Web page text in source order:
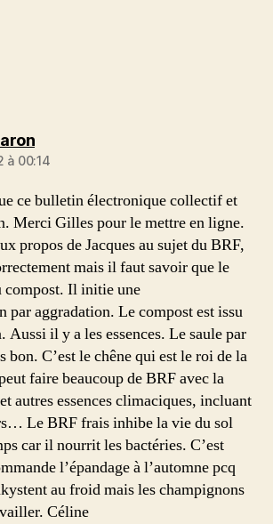
dit :
à 00:14
ce bulletin électronique collectif et
Merci Gilles pour le mettre en ligne.
propos de Jacques au sujet du BRF,
mais il faut savoir que le
compost. Il initie une
par aggradation. Le compost est issu
Aussi il y a les essences. Le saule par
bon. C’est le chêne qui est le roi de la
faire beaucoup de BRF avec la
autres essences climaciques, incluant
Le BRF frais inhibe la vie du sol
car il nourrit les bactéries. C’est
l’épandage à l’automne pcq
au froid mais les champignons
Céline